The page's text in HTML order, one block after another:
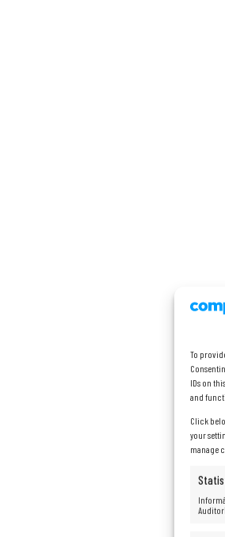
To
IDs on
and
Click
your
manage